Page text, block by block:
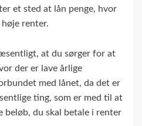
et sted at lån penge, hvor
renter.
at du sørger for at
der er lave årlige
med lånet, da det er
ting, som er med til at
beløb, du skal betale i renter